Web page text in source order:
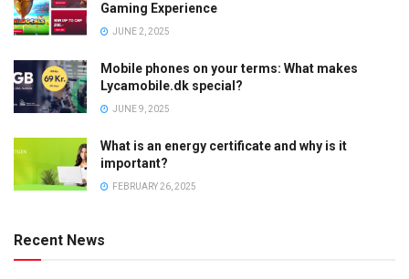
Gaming Experience
JUNE 2, 2025
Mobile phones on your terms: What makes
Lycamobile.dk special?
JUNE 9, 2025
What is an energy certificate and why is it
important?
FEBRUARY 26, 2025
Recent News